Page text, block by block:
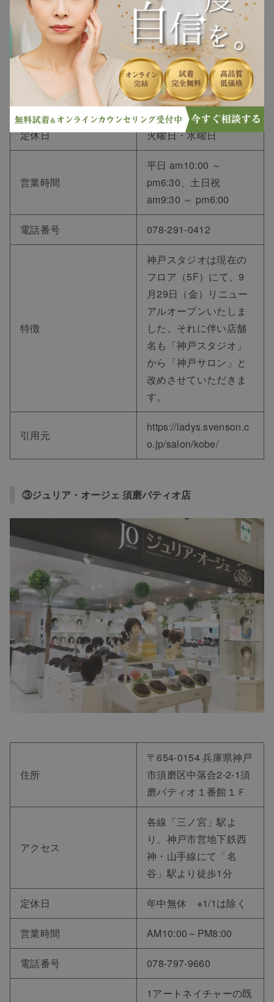
住所
〒651-0097 兵庫県神戸
市中央区布引町4丁目2-
12 ネオフィス三宮5F
アクセス
JR三ノ宮駅中央口 徒
歩2分、市営地下鉄三宮
駅 東出口2番すぐ
定休日 火曜日・水曜日
営業時間
平日 am10:00 ～
pm6:30、土日祝
am9:30 ～ pm6:00
電話番号 078-291-0412
特徴
神戸スタジオは現在の
フロア（5F）にて、9
月29日（金）リニュー
アルオープンいたしま
した。それに伴い店舗
名も「神戸スタジオ」
から「神戸サロン」と
改めさせていただきま
す。
引用元
https://ladys.svenson.c
o.jp/salon/kobe/
③ジュリア・オージェ 須磨パティオ店
住所
〒654-0154 兵庫県神戸
市須磨区中落合2-2-1須
磨パティオ１番館１Ｆ
アクセス
各線「三ノ宮」駅よ
り、神戸市営地下鉄西
神・山手線にて「名
谷」駅より徒歩1分
定休日 年中無休 ※1/1は除く
営業時間 AM10:00～PM8:00
電話番号 078-797-9660
​1​アートネイチャーの既